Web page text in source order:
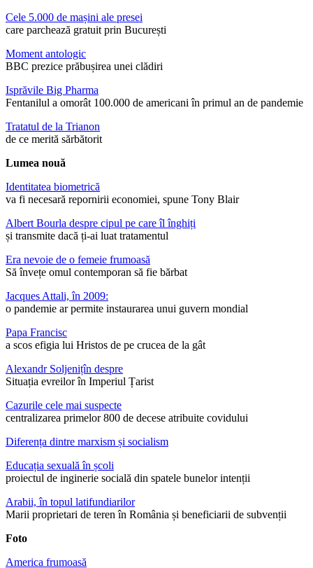
Cele 5.000 de mașini ale presei
care parchează gratuit prin București
Moment antologic
BBC prezice prăbușirea unei clădiri
Isprăvile Big Pharma
Fentanilul a omorât 100.000 de americani în primul an de pandemie
Tratatul de la Trianon
de ce merită sărbătorit
Lumea nouă
Identitatea biometrică
va fi necesară repornirii economiei, spune Tony Blair
Albert Bourla despre cipul pe care îl înghiți
și transmite dacă ți-ai luat tratamentul
Era nevoie de o femeie frumoasă
Să învețe omul contemporan să fie bărbat
Jacques Attali, în 2009:
o pandemie ar permite instaurarea unui guvern mondial
Papa Francisc
a scos efigia lui Hristos de pe crucea de la gât
Alexandr Soljenițîn despre
Situația evreilor în Imperiul Țarist
Cazurile cele mai suspecte
centralizarea primelor 800 de decese atribuite covidului
Diferența dintre marxism și socialism
Educația sexuală în școli
proiectul de inginerie socială din spatele bunelor intenții
Arabii, în topul latifundiarilor
Marii proprietari de teren în România și beneficiarii de subvenții
Foto
America frumoasă